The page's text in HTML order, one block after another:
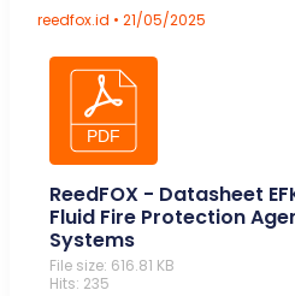
reedfox.id • 21/05/2025
ReedFOX - Datasheet
Fluid Fire Protection
Systems
File size: 616.81 KB
Hits: 235